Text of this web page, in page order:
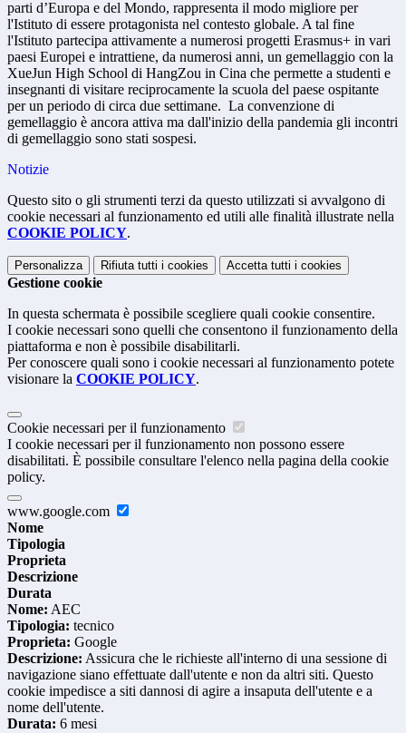
parti d’Europa e del Mondo, rappresenta il modo migliore per
l'Istituto di essere protagonista nel contesto globale. A tal fine
l'Istituto partecipa attivamente a numerosi progetti Erasmus+ in vari
paesi Europei e intrattiene, da numerosi anni, un gemellaggio con la
XueJun High School di HangZou in Cina che permette a studenti e
insegnanti di visitare reciprocamente la scuola del paese ospitante
per un periodo di circa due settimane. La convenzione di
gemellaggio è ancora attiva ma dall'inizio della pandemia gli incontri
di gemellaggio sono stati sospesi.
Notizie
Questo sito o gli strumenti terzi da questo utilizzati si avvalgono di
cookie necessari al funzionamento ed utili alle finalità illustrate nella
COOKIE POLICY.
Personalizza Rifiuta tutti i cookies Accetta tutti i cookies
Gestione cookie
In questa schermata è possibile scegliere quali cookie consentire.
I cookie necessari sono quelli che consentono il funzionamento della
piattaforma e non è possibile disabilitarli.
Per conoscere quali sono i cookie necessari al funzionamento potete
visionare la COOKIE POLICY.
Cookie necessari per il funzionamento
I cookie necessari per il funzionamento non possono essere
disabilitati. È possibile consultare l'elenco nella pagina della cookie
policy.
www.google.com
Nome
Tipologia
Proprieta
Descrizione
Durata
Nome: AEC
Tipologia: tecnico
Proprieta: Google
Descrizione: Assicura che le richieste all'interno di una sessione di
navigazione siano effettuate dall'utente e non da altri siti. Questo
cookie impedisce a siti dannosi di agire a insaputa dell'utente e a
nome dell'utente.
Durata: 6 mesi